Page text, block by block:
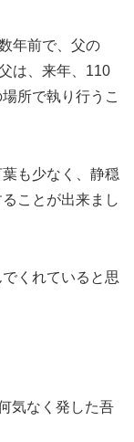
年前で、父の
は、来年、110
所で執り行うこ
も少なく、静穏
ことが出来まし
くれていると思
気なく発した吾